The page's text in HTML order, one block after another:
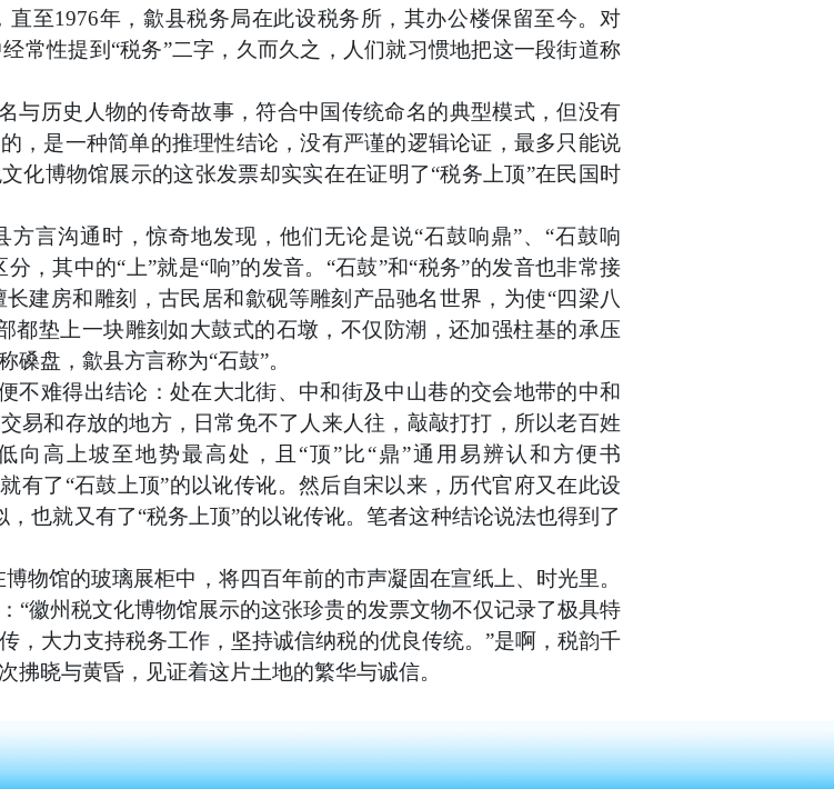
至1976年，歙县税务局在此设税务所，其办公楼保留至今。对
常性提到“税务”二字，久而久之，人们就习惯地把这一段街道称
与历史人物的传奇故事，符合中国传统命名的典型模式，但没有
，是一种简单的推理性结论，没有严谨的逻辑论证，最多只能说
化博物馆展示的这张发票却实实在在证明了“税务上顶”在民国时
言沟通时，惊奇地发现，他们无论是说“石鼓响鼎”、“石鼓响
，其中的“上”就是“响”的发音。“石鼓”和“税务”的发音也非常接
建房和雕刻，古民居和歙砚等雕刻产品驰名世界，为使“四梁八
都垫上一块雕刻如大鼓式的石墩，不仅防潮，还加强柱基的承压
盘，歙县方言称为“石鼓”。
不难得出结论：处在大北街、中和街及中山巷的交会地带的中和
易和存放的地方，日常免不了人来人往，敲敲打打，所以老百姓
向高上坡至地势最高处，且“顶”比“鼎”通用易辨认和方便书
有了“石鼓上顶”的以讹传讹。然后自宋以来，历代官府又在此设
，也就又有了“税务上顶”的以讹传讹。笔者这种结论说法也得到了
物馆的玻璃展柜中，将四百年前的市声凝固在宣纸上、时光里。
“徽州税文化博物馆展示的这张珍贵的发票文物不仅记录了极具特
，大力支持税务工作，坚持诚信纳税的优良传统。”是啊，税韵千
晓与黄昏，见证着这片土地的繁华与诚信。